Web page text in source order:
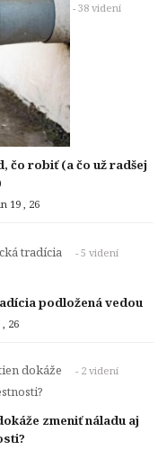
- 38 videní
čo robiť (a čo už radšej
19 , 26
- 5 videní
podložená vedou
26
- 2 videní
zmeniť náladu aj